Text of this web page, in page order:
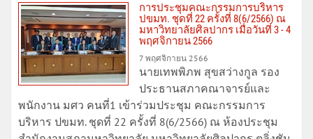
การประชุมคณะกรรมการบริหาร
ปขมท. ชุดที่ 22 ครั้งที่ 8(6/2566) ณ
มหาวิทยาลัยศิลปากร เมื่อวันที่ 3 - 4
พฤศจิกายน 2566
7 พฤศจิกายน 2566
นายเทพพิภพ สุขสว่างกูล รอง
ประธานสภาคณาจารย์และ
พนักงาน มศว คนที่1 เข้าร่วมประชุม คณะกรรมการ
บริหาร ปขมท. ชุดที่ 22 ครั้งที่ 8(6/2566) ณ ห้องประชุม